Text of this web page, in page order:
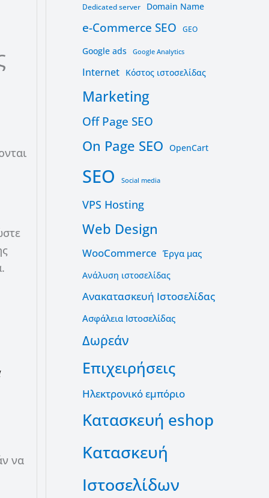
να
Dedicated server Domain Name
e-Commerce SEO GEO
Google ads Google Analytics
Internet Kόστος ιστοσελίδας
Marketing
Off Page SEO
On Page SEO OpenCart
SEO Social media
VPS Hosting
Web Design
WooCommerce Έργα μας
Ανάλυση ιστοσελίδας
Ανακατασκευή Ιστοσελίδας
Ασφάλεια Ιστοσελίδας
Δωρεάν
Επιχειρήσεις
Ηλεκτρονικό εμπόριο
Κατασκευή eshop
Κατασκευή
Ιστοσελίδων